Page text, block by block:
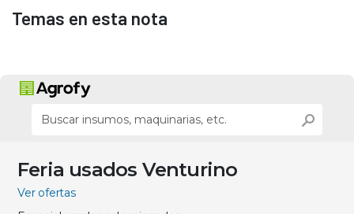
Temas en esta nota
Feria usados Venturino
Ver ofertas